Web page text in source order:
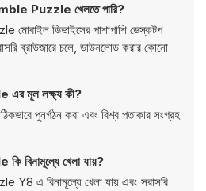
Puzzle খেলতে পারি?
ডিভাইসের পাশাপাশি ডেস্কটপ
ব্রাউজারে চলে, ডাউনলোড করার কোনো
মূল লক্ষ্য কী?
পুনর্গঠন করা এবং বিশ্ব পতাকার সংগ্রহ
খেলা যায়?
এ বিনামূল্যে খেলা যায় এবং সরাসরি